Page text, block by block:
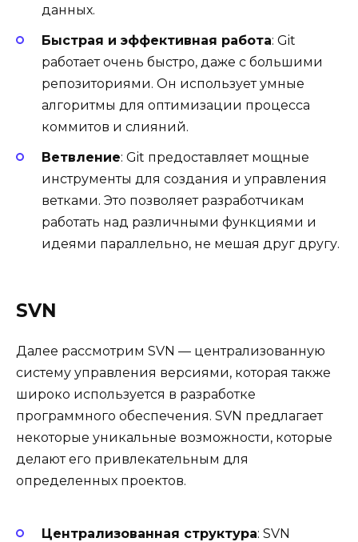
данных.
Быстрая и эффективная работа: Git
работает очень быстро, даже с большими
репозиториями. Он использует умные
алгоритмы для оптимизации процесса
коммитов и слияний.
Ветвление: Git предоставляет мощные
инструменты для создания и управления
ветками. Это позволяет разработчикам
работать над различными функциями и
идеями параллельно, не мешая друг другу.
SVN
Далее рассмотрим SVN — централизованную
систему управления версиями, которая также
широко используется в разработке
программного обеспечения. SVN предлагает
некоторые уникальные возможности, которые
делают его привлекательным для
определенных проектов.
Централизованная структура: SVN